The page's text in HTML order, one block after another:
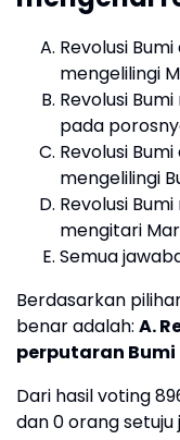
Revolusi
mengelilingi
Revolusi
pada
Revolusi
mengelilingi
Revolusi
mengitari
Semua
Berdasarkan
benar adalah: A.
perputaran
Dari hasil voting
dan 0 orang setuju